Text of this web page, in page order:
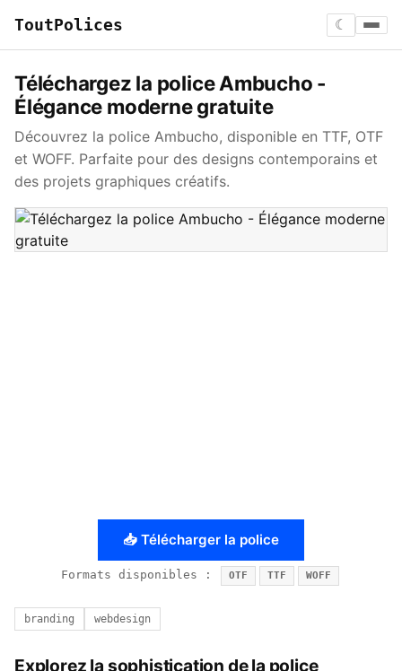
ToutPolices ☾
Téléchargez la police Ambucho -
Élégance moderne gratuite
Découvrez la police Ambucho, disponible en TTF, OTF
et WOFF. Parfaite pour des designs contemporains et
des projets graphiques créatifs.
📥 Télécharger la police
Formats disponibles : OTF TTF WOFF
branding webdesign
Explorez la sophistication de la police